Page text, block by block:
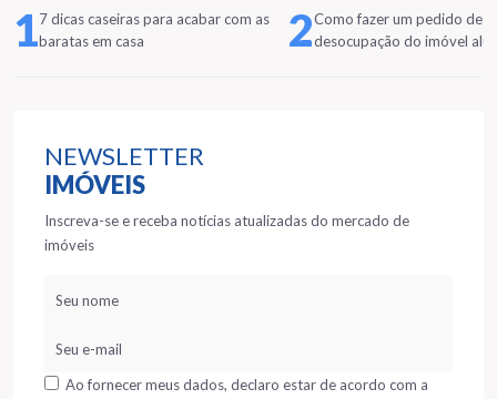
17 dicas caseiras para acabar com as
baratas em casa
2Como fazer um pedido de
desocupação do imóvel
NEWSLETTER
IMÓVEIS
Inscreva-se e receba notícias atualizadas do mercado de
imóveis
Ao fornecer meus dados, declaro estar de acordo com a